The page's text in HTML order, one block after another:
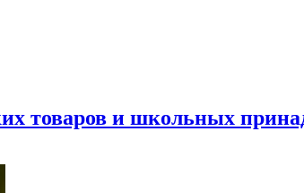
товаров и школьных